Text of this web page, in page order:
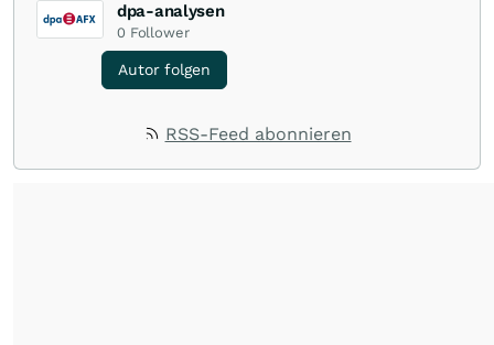
dpa-analysen
0 Follower
Autor folgen
RSS-Feed abonnieren